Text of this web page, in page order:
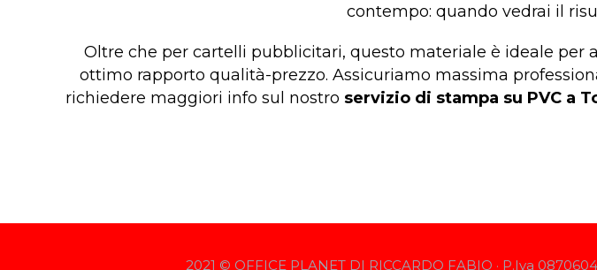
contempo: quando vedrai il
Oltre che per cartelli pubblicitari, questo materiale è ideale
ottimo rapporto qualità-prezzo. Assicuriamo massima
richiedere maggiori info sul nostro servizio di stampa su PVC a
2021 © OFFICE PLANET DI RICCARDO FABIO · P.Iva